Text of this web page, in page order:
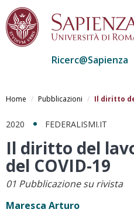
al
principale
Ricerc@Sapienza
Home Pubblicazioni Il diritto
2020 FEDERALISMI.IT
Il diritto del
del COVID-19
01 Pubblicazione su rivista
Maresca Arturo